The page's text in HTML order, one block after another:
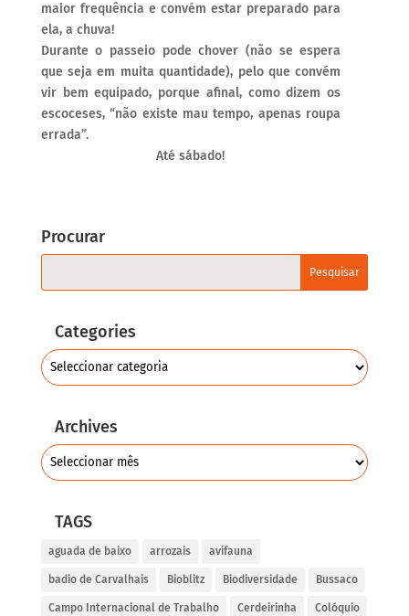
maior frequência e convém estar preparado para
ela, a chuva!
Durante o passeio pode chover (não se espera
que seja em muita quantidade), pelo que convém
vir bem equipado, porque afinal, como dizem os
escoceses,“não existe mau tempo, apenas roupa
errada”.
Até sábado!
Procurar
Categories
Archives
TAGS
aguada de baixo arrozais avifauna
badio de Carvalhais Bioblitz Biodiversidade Bussaco
Campo Internacional de Trabalho Cerdeirinha Colóquio